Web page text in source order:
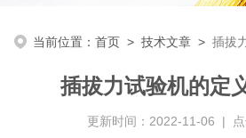
当前位置：首页 >技术文章 >插拔
插拔力试验机的定
更新时间：2022-11-06 | 点